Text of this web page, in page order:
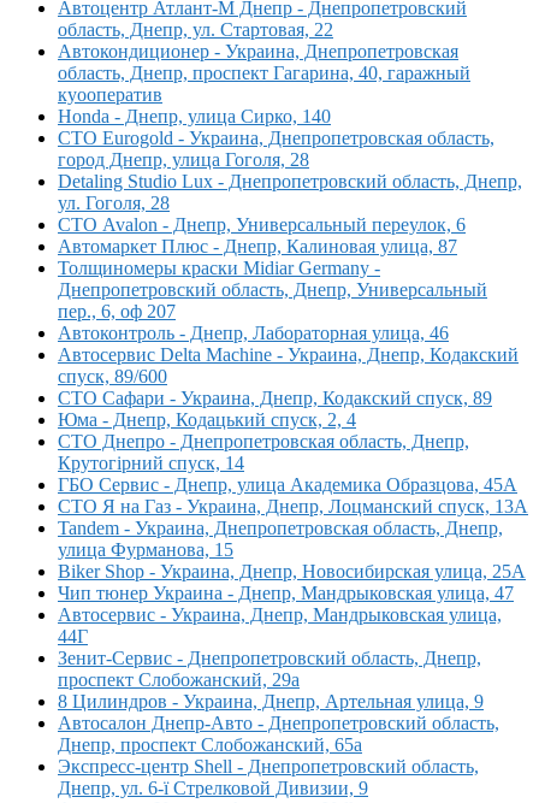
Автоцентр Атлант-М Днепр - Днепропетровский
область, Днепр, ул. Стартовая, 22
Автокондиционер - Украина, Днепропетровская
область, Днепр, проспект Гагарина, 40, гаражный
куооператив
Honda - Днепр, улица Сирко, 140
СТО Eurogold - Украина, Днепропетровская область,
город Днепр, улица Гоголя, 28
Detaling Studio Lux - Днепропетровский область, Днепр,
ул. Гоголя, 28
СТО Avalon - Днепр, Универсальный переулок, 6
Автомаркет Плюс - Днепр, Калиновая улица, 87
Толщиномеры краски Midiar Germany -
Днепропетровский область, Днепр, Универсальный
пер., 6, оф 207
Автоконтроль - Днепр, Лабораторная улица, 46
Автосервис Delta Machine - Украина, Днепр, Кодакский
спуск, 89/600
СТО Сафари - Украина, Днепр, Кодакский спуск, 89
Юма - Днепр, Кодацький спуск, 2, 4
СТО Днепро - Днепропетровская область, Днепр,
Крутогірний спуск, 14
ГБО Сервис - Днепр, улица Академика Образцова, 45А
СТО Я на Газ - Украина, Днепр, Лоцманский спуск, 13А
Tandem - Украина, Днепропетровская область, Днепр,
улица Фурманова, 15
Biker Shop - Украина, Днепр, Новосибирская улица, 25А
Чип тюнер Украина - Днепр, Мандрыковская улица, 47
Автосервис - Украина, Днепр, Мандрыковская улица,
44Г
Зенит-Сервис - Днепропетровский область, Днепр,
проспект Слобожанский, 29а
8 Цилиндров - Украина, Днепр, Артельная улица, 9
Автосалон Днепр-Авто - Днепропетровский область,
Днепр, проспект Слобожанский, 65а
Экспресс-центр Shell - Днепропетровский область,
Днепр, ул. 6-ї Стрелковой Дивизии, 9